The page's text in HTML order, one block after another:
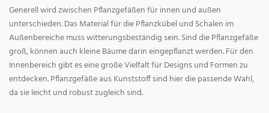
Generell wird zwischen Pflanzgefäßen für innen und außen
unterschieden. Das Material für die Pflanzkübel und Schalen im
Außenbereiche muss witterungsbeständig sein. Sind die Pflanzgefäße
groß, können auch kleine Bäume darin eingepflanzt werden. Für den
Innenbereich gibt es eine große Vielfalt für Designs und Formen zu
entdecken. Pflanzgefäße aus Kunststoff sind hier die passende Wahl,
da sie leicht und robust zugleich sind.